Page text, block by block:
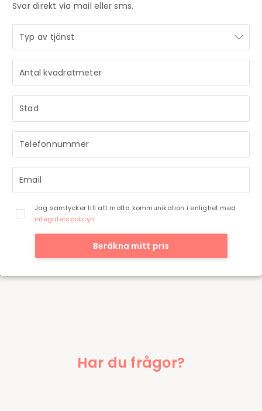
STRÅLANDE!
Ditt meddelande är mottaget och vi återkommer till dig
så snart vi har möjlighet.
Svar direkt via mail eller sms.
Jag samtycker till att motta kommunikation i enlighet med
integritetspolicyn
Beräkna mitt pris
Har du frågor?